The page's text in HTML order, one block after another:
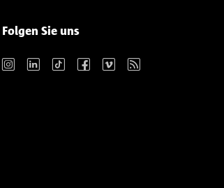
Folgen Sie uns
Instagram LinkedIn TikTok Facebook Vimeo RSS